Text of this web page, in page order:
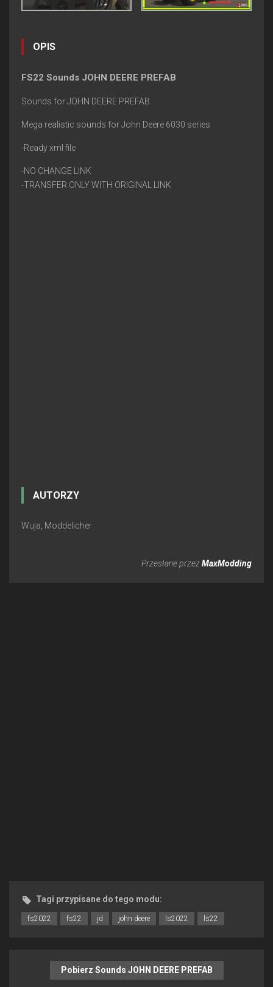
OPIS
FS22 Sounds JOHN DEERE PREFAB
Sounds for JOHN DEERE PREFAB
Mega realistic sounds for John Deere 6030 series
-Ready xml file
-NO CHANGE LINK
-TRANSFER ONLY WITH ORIGINAL LINK
AUTORZY
Wuja, Moddelicher
Przesłane przezMaxModding
Tagi przypisane do tego modu:
fs2022 fs22 jd john deere ls2022 ls22
Pobierz Sounds JOHN DEERE PREFAB